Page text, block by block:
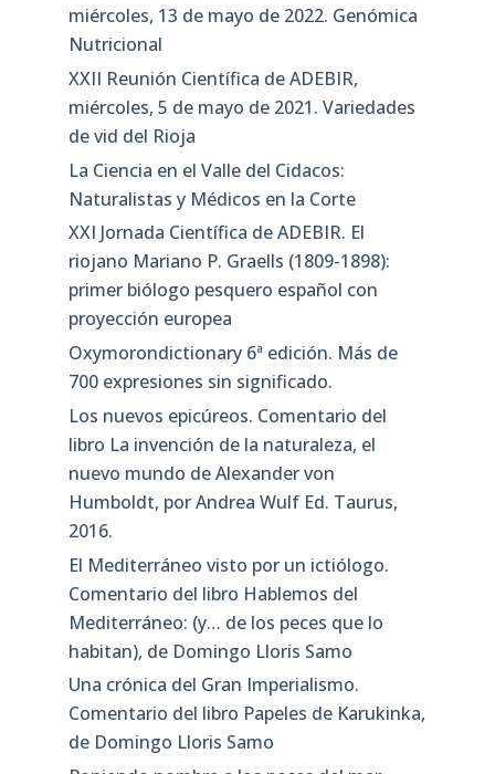
miércoles, 13 de mayo de 2022. Genómica
Nutricional
XXII Reunión Científica de ADEBIR,
miércoles, 5 de mayo de 2021. Variedades
de vid del Rioja
La Ciencia en el Valle del Cidacos:
Naturalistas y Médicos en la Corte
XXI Jornada Científica de ADEBIR. El
riojano Mariano P. Graells (1809-1898):
primer biólogo pesquero español con
proyección europea
Oxymorondictionary 6ª edición. Más de
700 expresiones sin significado.
Los nuevos epicúreos. Comentario del
libro La invención de la naturaleza, el
nuevo mundo de Alexander von
Humboldt, por Andrea Wulf Ed. Taurus,
2016.
El Mediterráneo visto por un ictiólogo.
Comentario del libro Hablemos del
Mediterráneo: (y… de los peces que lo
habitan), de Domingo Lloris Samo
Una crónica del Gran Imperialismo.
Comentario del libro Papeles de Karukinka,
de Domingo Lloris Samo